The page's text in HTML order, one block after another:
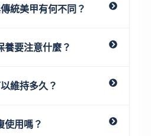
統美甲有何不同？
養要注意什麼？
維持多久？
使用嗎？